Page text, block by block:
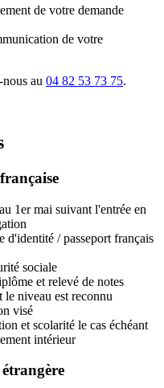
de votre demande
de votre
au 04 82 53 73 75.
1er mai suivant l'entrée en
d'identité / passeport français
sociale
et relevé de notes
niveau est reconnu
visé
et scolarité le cas échéant
intérieur